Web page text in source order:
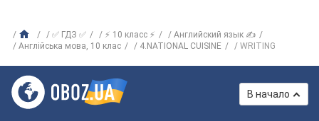
✅ ГДЗ ✅ ⚡ 10 класс ⚡
Английский язык ✍
Англійська мова, 10 клас
4.NATIONAL CUISINE WRITING
В начало